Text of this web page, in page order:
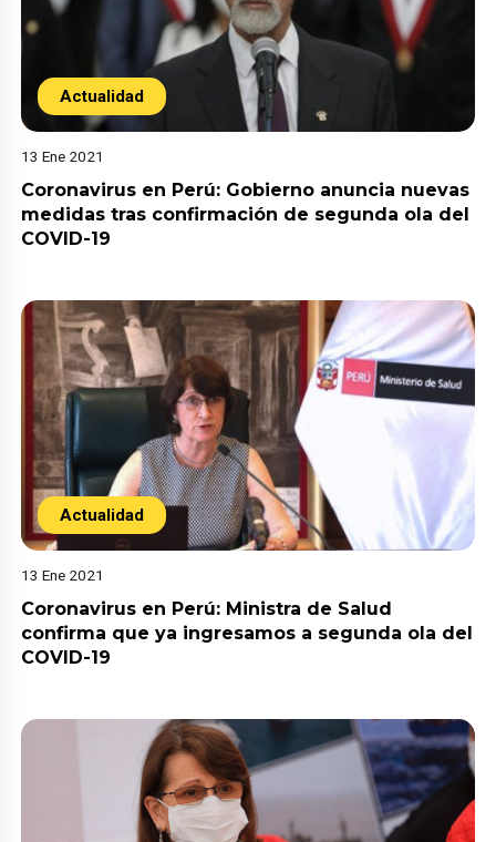
Actualidad
13 Ene 2021
Coronavirus en Perú: Gobierno anuncia nuevas
medidas tras confirmación de segunda ola del
COVID-19
Actualidad
13 Ene 2021
Coronavirus en Perú: Ministra de Salud
confirma que ya ingresamos a segunda ola del
COVID-19